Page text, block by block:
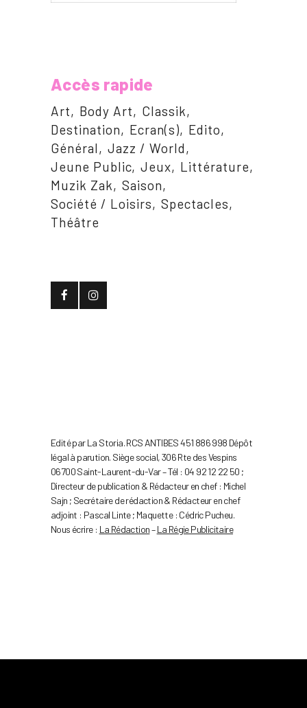
Accès rapide
Art Body Art
Classik
Destination
Ecran(s)
Edito
Général
Jazz / World
Jeune Public Jeux
Littérature
Muzik Zak
Saison
Société / Loisirs
Spectacles
Théâtre
Edité par La Storia. RCS ANTIBES 451 886 998 Dépôt
légal à parution. Siège social, 306 Rte des Vespins
06700 Saint-Laurent-du-Var – Tél : 04 92 12 22 50 ;
Directeur de publication & Rédacteur en chef : Michel
Sajn ; Secrétaire de rédaction & Rédacteur en chef
adjoint : Pascal Linte ; Maquette : Cédric Pucheu.
Nous écrire : La Rédaction–La Régie Publicitaire